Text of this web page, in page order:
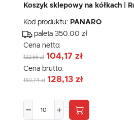
Koszyk sklepowy na kółkach |
Kod produktu: PANARO
paleta 350.00 zł
Cena netto:
122,55 zł 104,17 zł
Cena brutto:
150,74 zł 128,13 zł